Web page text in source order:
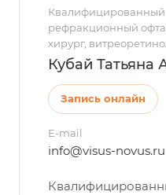
Квалифицированный
рефракционный
хирург,
Кубай Татьяна
Запись онлайн
E-mail
info@visus-novus.ru